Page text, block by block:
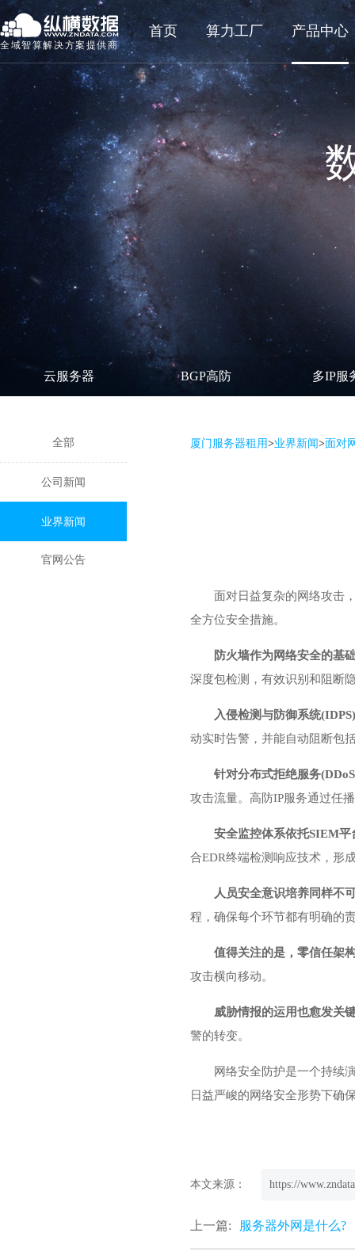
全域智算解决方案提供商
首页 算力工厂 产品中心
云服务器 BGP高防 多IP服
全部
公司新闻
业界新闻
官网公告
厦门服务器租用>业界新闻>面对
面对日益复杂的网络攻击
全方位安全措施。
防火墙作为网络安全的基
深度包检测，有效识别和阻断
入侵检测与防御系统
动实时告警，并能自动阻断包
针对分布式拒绝服务
攻击流量。高防IP服务通过任
安全监控体系依托SIEM
合EDR终端检测响应技术，形
人员安全意识培养同样不
程，确保每个环节都有明确的
值得关注的是，零信任架
攻击横向移动。
威胁情报的运用也愈发关
警的转变。
网络安全防护是一个持续
日益严峻的网络安全形势下确
本文来源： https://
上一篇: 服务器外网是什么?